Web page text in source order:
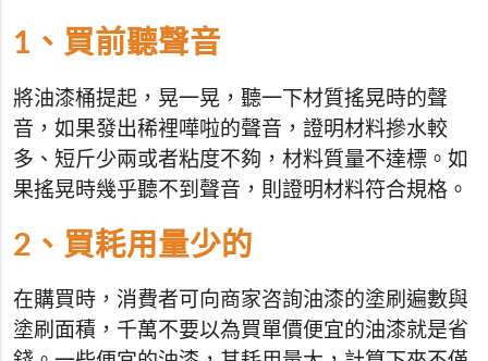
1、買前聽聲音
將油漆桶提起，晃一晃，聽一下材質搖晃時的聲
音，如果發出稀裡嘩啦的聲音，證明材料摻水較
多、短斤少兩或者粘度不夠，材料質量不達標。如
果搖晃時幾乎聽不到聲音，則證明材料符合規格。
2、買耗用量少的
在購買時，消費者可向商家咨詢油漆的塗刷遍數與
塗刷面積，千萬不要以為買單價便宜的油漆就是省